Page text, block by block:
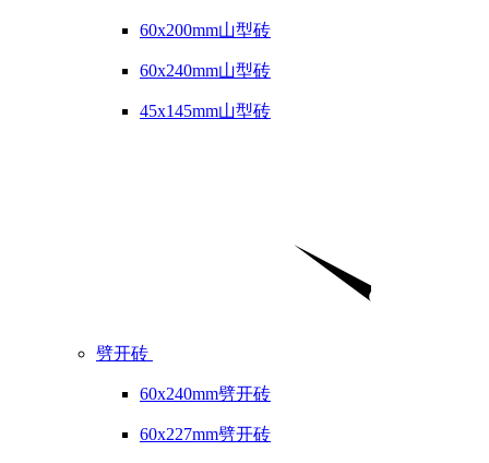
60x200mm山型砖
60x240mm山型砖
45x145mm山型砖
劈开砖
60x240mm劈开砖
60x227mm劈开砖